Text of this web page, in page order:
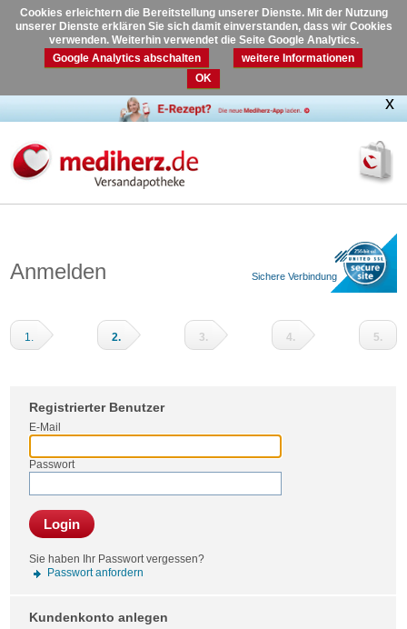
Cookies erleichtern die Bereitstellung unserer Dienste. Mit der Nutzung
unserer Dienste erklären Sie sich damit einverstanden, dass wir Cookies
verwenden. Weiterhin verwendet die Seite Google Analytics.
Google Analytics abschalten
weitere Informationen
OK
Anmelden Sichere Verbindung
1. 2. 3. 4. 5.
Registrierter Benutzer
E-Mail
Passwort
Login
Sie haben Ihr Passwort vergessen?
Passwort anfordern
Kundenkonto anlegen